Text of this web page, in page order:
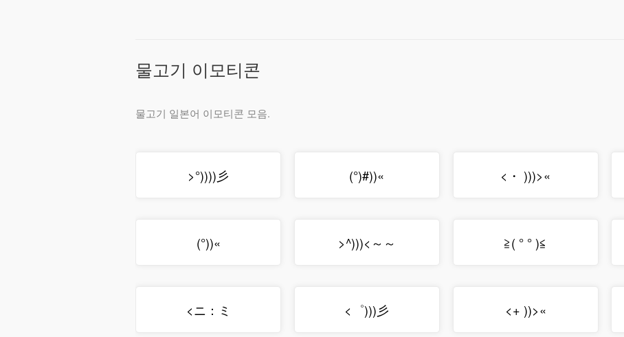
물고기 이모티콘
물고기 일본어 이모티콘 모음.
>°))))彡 (°)#))« <・ )))>«
(°))« >^)))<～～ ≧( ° ° )≦
<ニ：ミ <゜)))彡 <+ ))>«